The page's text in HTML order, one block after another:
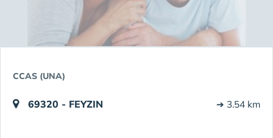
CCAS (UNA)
69320 - FEYZIN ➔ 3.54 km